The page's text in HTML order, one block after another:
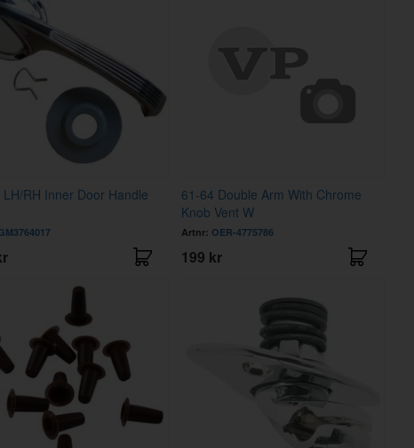
RH Inner Door Handle
61-64 Double Arm With Chrome
Knob Vent W
Artnr: OER-4775786
199 kr